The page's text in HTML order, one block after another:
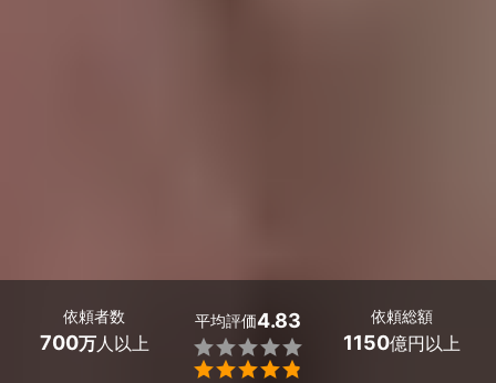
依頼者数
700万人以上
平均評価4.83


依頼総額
1150億円以上